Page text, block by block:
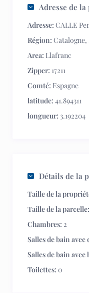
Adresse de
Adresse: CALLE
Région: Catalogne,
Area: Llafranc
Zipper: 17211
Comté: Espagne
latitude: 41.894311
longueur: 3.192204
Détails de la
Taille de la
Taille de la parcelle:
Chambres: 2
Salles de bain avec
Salles de bain
Toilettes: 0